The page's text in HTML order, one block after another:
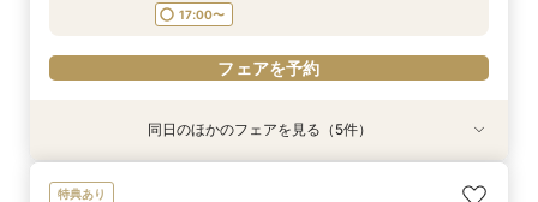
17:00〜
フェアを予約
【挙式＋会食が5万円OFF！】費用を抑えて叶え
【期間限定】50％OFF★チャペルフォトキャン
【結婚式の費用がぐっとお得】挙式料＋撮影＋衣
【和婚フェア｜挙式料半額特典】和装×チャペル
同日のほかのフェアを見る（5件）
特典あり